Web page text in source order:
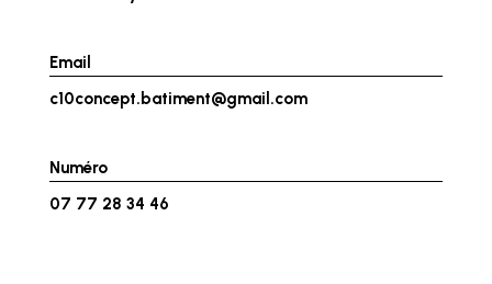
Email
c10concept.batiment@gmail.com
Numéro
07 77 28 34 46